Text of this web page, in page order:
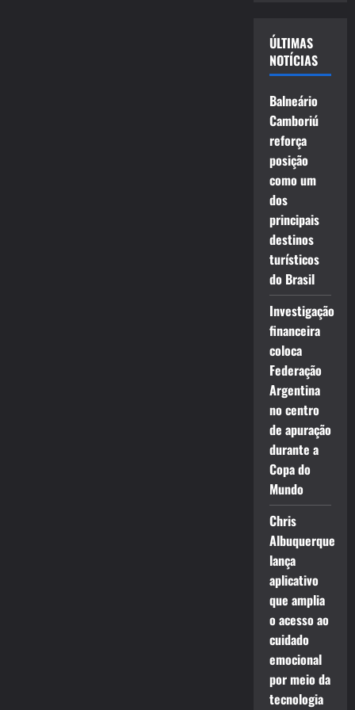
ÚLTIMAS
NOTÍCIAS
Balneário
Camboriú
reforça
posição
como um
dos
principais
destinos
turísticos
do Brasil
Investigação
financeira
coloca
Federação
Argentina
no centro
de apuração
durante a
Copa do
Mundo
Chris
Albuquerque
lança
aplicativo
que amplia
o acesso ao
cuidado
emocional
por meio da
tecnologia